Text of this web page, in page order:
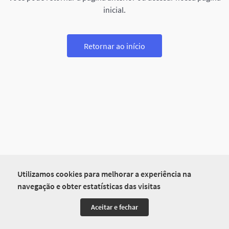
Utilizamos cookies para melhorar a experiência na
navegação e obter estatísticas das visitas
Aceitar e fechar
inicial.
Retornar ao início